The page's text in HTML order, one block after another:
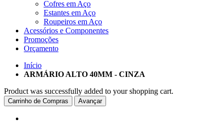
Cofres em Aço
Estantes em Aço
Roupeiros em Aço
Acessórios e Componentes
Promoções
Orçamento
Início
ARMÁRIO ALTO 40MM - CINZA
Product was successfully added to your shopping cart.
Carrinho de Compras Avançar